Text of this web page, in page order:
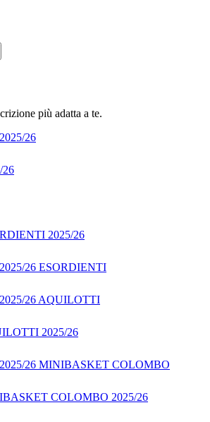
più adatta a te.
26
26
2025/26
26 ESORDIENTI
26 AQUILOTTI
2025/26
26 MINIBASKET COLOMBO
COLOMBO 2025/26